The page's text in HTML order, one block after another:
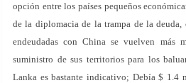
opción entre los países pequeños
de la diplomacia de la trampa de la deuda,
endeudadas con China se vuelven más
suministro de sus territorios para los
Lanka es bastante indicativo; Debía $ 1.4